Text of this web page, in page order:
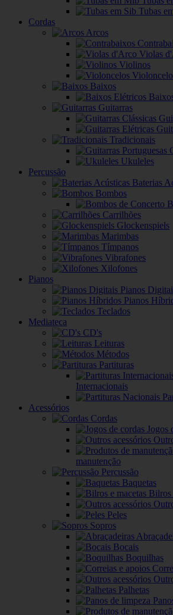
Tubas
Cordas
Arcos
Violas
Violinos
Baixos
Guitarras
Tradicionais
Ukuleles
Percussão
Baterias
Bombos
Carrilhões
Glockenspiels
Marimbas
Tímpanos
Vibrafones
Xilofones
Pianos
Pianos
Pianos
Teclados
Mediateca
CD's
Leituras
Métodos
Partituras
Internacionais
Acessórios
Cordas
Jogos
manutenção
Percussão
Baquetas
Bilros
Peles
Sopros
Bocais
Boquilhas
Palhetas